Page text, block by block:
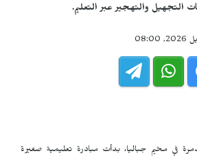
التجهيل والتهجير عبر التعليم.
في مخيم جباليا، بدأت مبادرة تعليمية صغيرة